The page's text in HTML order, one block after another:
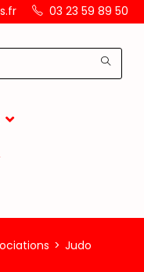
03 23 59 89 50
> Judo